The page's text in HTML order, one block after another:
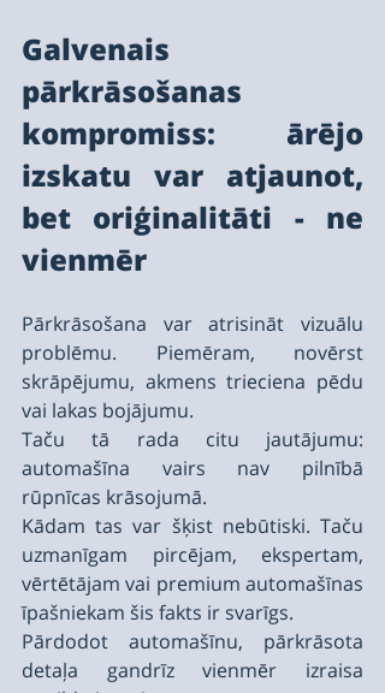
Galvenais
pārkrāsošanas
kompromiss: ārējo
izskatu var atjaunot,
bet oriģinalitāti - ne
vienmēr
Pārkrāsošana var atrisināt vizuālu
problēmu. Piemēram, novērst
skrāpējumu, akmens trieciena pēdu
vai lakas bojājumu.
Taču tā rada citu jautājumu:
automašīna vairs nav pilnībā
rūpnīcas krāsojumā.
Kādam tas var šķist nebūtiski. Taču
uzmanīgam pircējam, ekspertam,
vērtētājam vai premium automašīnas
īpašniekam šis fakts ir svarīgs.
Pārdodot automašīnu, pārkrāsota
detaļa gandrīz vienmēr izraisa